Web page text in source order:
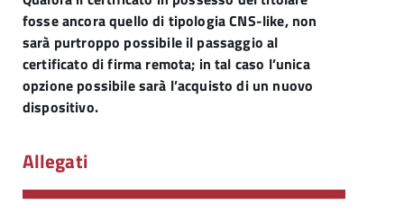
fosse ancora quello di tipologia CNS-like, non
sarà purtroppo possibile il passaggio al
certificato di firma remota; in tal caso l’unica
opzione possibile sarà l’acquisto di un nuovo
dispositivo.
Allegati